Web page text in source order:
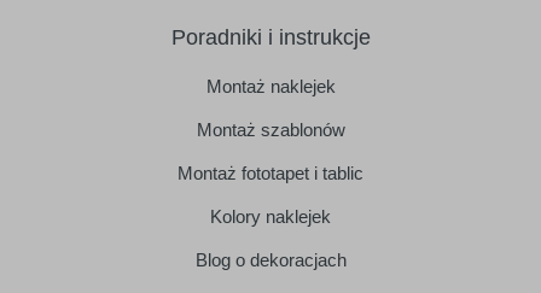
Poradniki i instrukcje
Montaż naklejek
Montaż szablonów
Montaż fototapet i tablic
Kolory naklejek
Blog o dekoracjach